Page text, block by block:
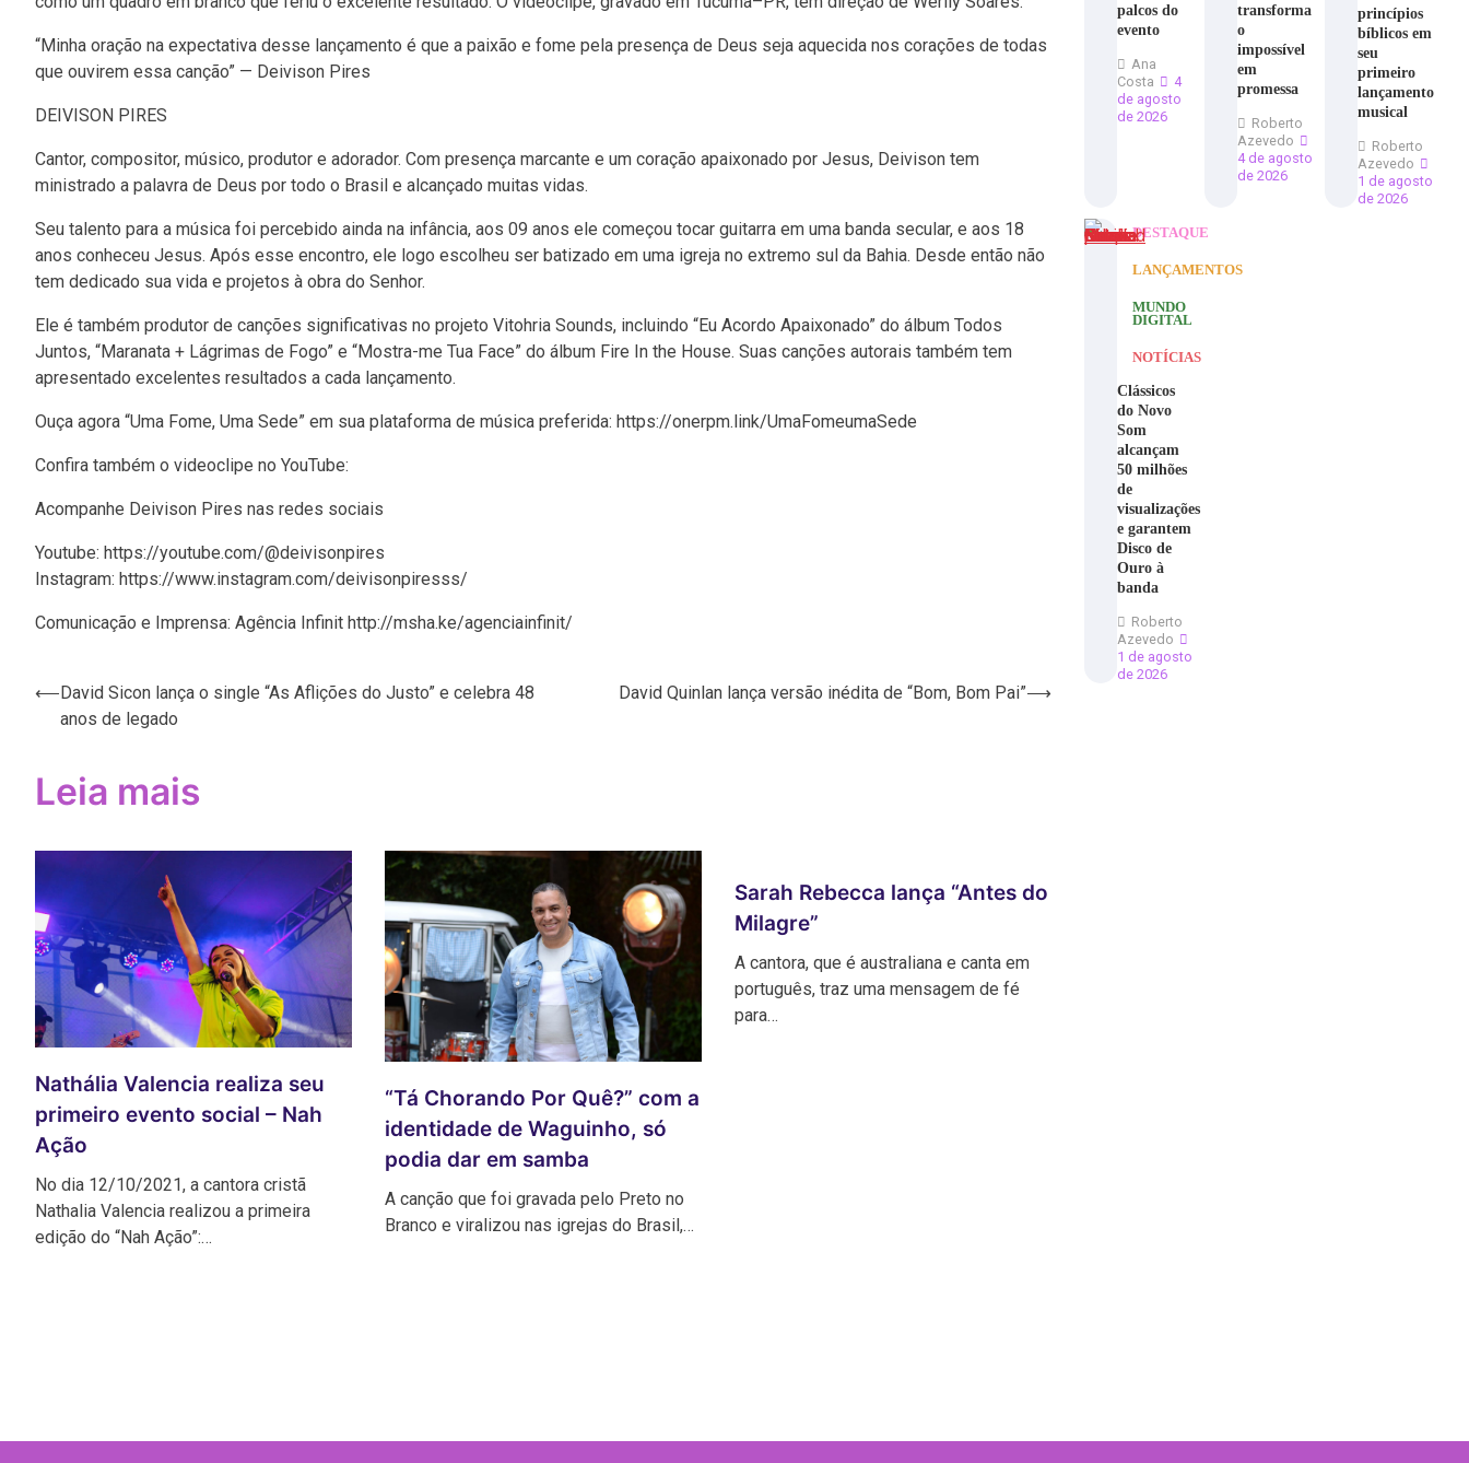
“Minha oração na expectativa desse lançamento é que a paixão e fome pela presença de Deus seja aquecida nos corações de todas
que ouvirem essa canção” — Deivison Pires
DEIVISON PIRES
Cantor, compositor, músico, produtor e adorador. Com presença marcante e um coração apaixonado por Jesus, Deivison tem
ministrado a palavra de Deus por todo o Brasil e alcançado muitas vidas.
Seu talento para a música foi percebido ainda na infância, aos 09 anos ele começou tocar guitarra em uma banda secular, e aos 18
anos conheceu Jesus. Após esse encontro, ele logo escolheu ser batizado em uma igreja no extremo sul da Bahia. Desde então não
tem dedicado sua vida e projetos à obra do Senhor.
Ele é também produtor de canções significativas no projeto Vitohria Sounds, incluindo “Eu Acordo Apaixonado” do álbum Todos
Juntos, “Maranata + Lágrimas de Fogo” e “Mostra-me Tua Face” do álbum Fire In the House. Suas canções autorais também tem
apresentado excelentes resultados a cada lançamento.
Ouça agora “Uma Fome, Uma Sede” em sua plataforma de música preferida: https://onerpm.link/UmaFomeumaSede
Confira também o videoclipe no YouTube:
Acompanhe Deivison Pires nas redes sociais
Youtube: https://youtube.com/@deivisonpires
Instagram: https://www.instagram.com/deivisonpiresss/
Comunicação e Imprensa: Agência Infinit http://msha.ke/agenciainfinit/
Navegação
⟵David Sicon lança o single “As Aflições do Justo” e celebra 48
anos de legado
David Quinlan lança versão inédita de “Bom, Bom Pai”⟶
Leia mais
Nathália Valencia realiza seu
primeiro evento social – Nah
Ação
No dia 12/10/2021, a cantora cristã
Nathalia Valencia realizou a primeira
edição do “Nah Ação”:…
“Tá Chorando Por Quê?” com a
identidade de Waguinho, só
podia dar em samba
A canção que foi gravada pelo Preto no
Branco e viralizou nas igrejas do Brasil,…
Sarah Rebecca lança “Antes do
Milagre”
A cantora, que é australiana e canta em
português, traz uma mensagem de fé
para…
palcos do
evento
Ana
Costa
4
de agosto
de 2026
transforma
o
impossível
em
promessa
Roberto
Azevedo
4 de agosto
de 2026
princípios
bíblicos em
seu
primeiro
lançamento
musical
Roberto
Azevedo
1 de agosto
de 2026
DESTAQUE
LANÇAMENTOS
MUNDO
DIGITAL
NOTÍCIAS
Clássicos
do Novo
Som
alcançam
50 milhões
de
visualizações
e garantem
Disco de
Ouro à
banda
Roberto
Azevedo
1 de agosto
de 2026